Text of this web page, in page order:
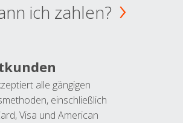
ich zahlen?
alle gängigen
einschließlich
Visa und American